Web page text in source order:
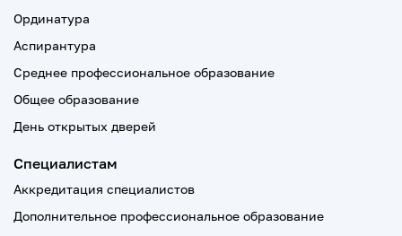
Ординатура
Аспирантура
Среднее профессиональное образование
Общее образование
День открытых дверей
Специалистам
Аккредитация специалистов
Дополнительное профессиональное образование